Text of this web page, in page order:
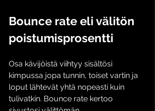
Bounce rate eli välitön
poistumisprosentti
Osa kävijöistä viihtyy sisältösi
kimpussa jopa tunnin, toiset vartin ja
loput lähtevät yhtä nopeasti kuin
tulivatkin. Bounce rate kertoo